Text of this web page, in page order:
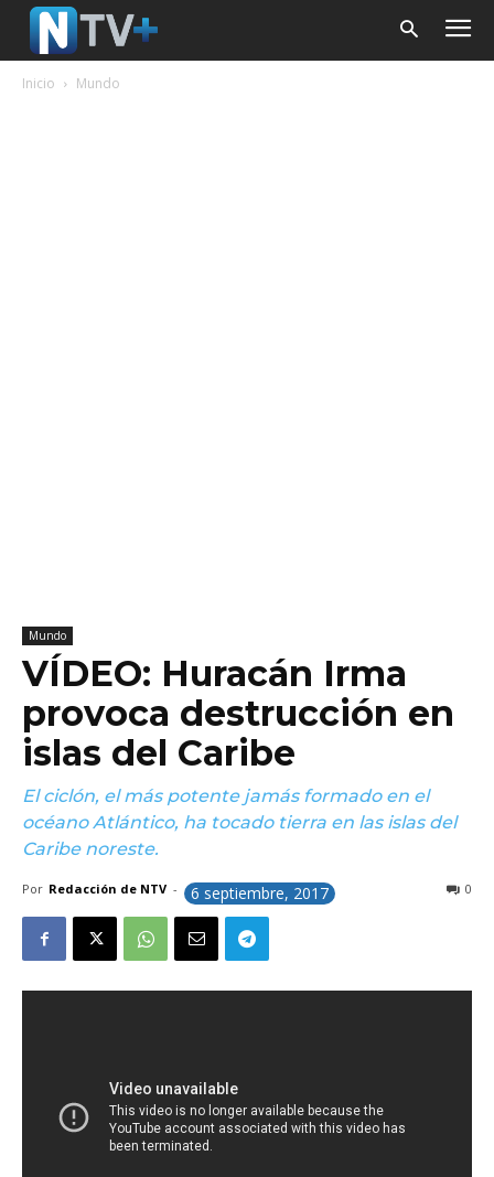
Inicio Mundo
Mundo
VÍDEO: Huracán Irma
provoca destrucción en
islas del Caribe
El ciclón, el más potente jamás formado en el
océano Atlántico, ha tocado tierra en las islas del
Caribe noreste.
Por Redacción de NTV - 6 septiembre, 2017 0